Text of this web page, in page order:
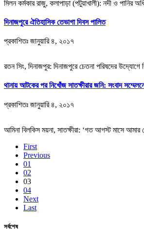
মিলন কর্মকার রাজু, কলাপাড়া (পটুয়াখালী): নদী ও পানির
দিনাজপুরে ঐতিহাসিক তেভাগা দিবস পালিত
প্রকাশিতঃ জানুয়ারি ৪, ২০১৭
রতন সিং, দিনাজপুর: দিনাজপুরে চেতনা পরিষদের উদ্যোগে
থানায় আটকের পর নিখোঁজ সাতক্ষীরার জনি: সংবাদ
প্রকাশিতঃ জানুয়ারি ৪, ২০১৭
আমিনা বিলকিস ময়না, সাতক্ষীরা: ‘গত আগস্ট মাসে
First
Previous
01
02
03
04
Next
Last
সর্বশেষ